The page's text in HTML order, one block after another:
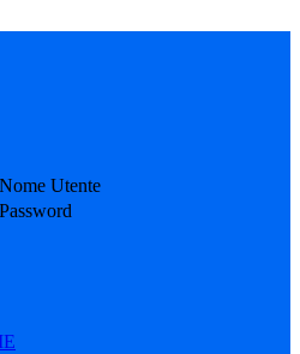
Nome Utente
Password